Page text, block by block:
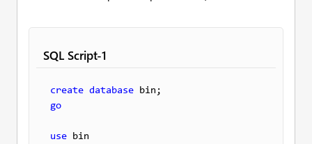
SQL Script-1
create database
go
use